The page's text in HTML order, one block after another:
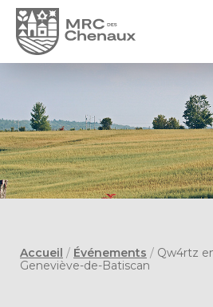
Accueil / Événements / Qw4rtz
Geneviève-de-Batiscan